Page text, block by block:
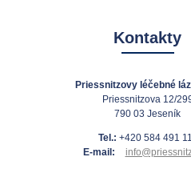
Kontakty
Priessnitzovy léčebné
Priessnitzova 12/
790 03 Jeseník
Tel.: +420 584 491
E-mail: